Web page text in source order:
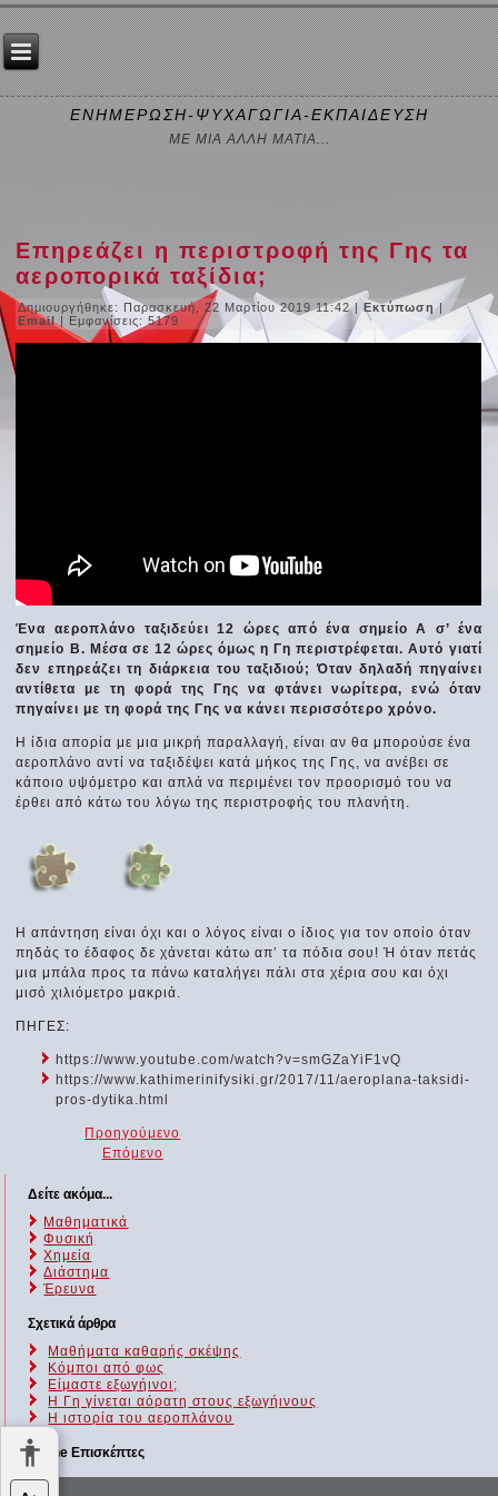
ΕΝΗΜΕΡΩΣΗ-ΨΥΧΑΓΩΓΙΑ-ΕΚΠΑΙΔΕΥΣΗ
ΜΕ ΜΙΑ ΑΛΛΗ ΜΑΤΙΑ...
Επηρεάζει η περιστροφή της Γης τα
αεροπορικά ταξίδια;
Δημιουργήθηκε: Παρασκευή, 22 Μαρτίου 2019 11:42|Εκτύπωση|
Email | Εμφανίσεις: 5179
Ένα αεροπλάνο ταξιδεύει 12 ώρες από ένα σημείο Α σ’ ένα
σημείο Β. Μέσα σε 12 ώρες όμως η Γη περιστρέφεται. Αυτό γιατί
δεν επηρεάζει τη διάρκεια του ταξιδιού; Όταν δηλαδή πηγαίνει
αντίθετα με τη φορά της Γης να φτάνει νωρίτερα, ενώ όταν
πηγαίνει με τη φορά της Γης να κάνει περισσότερο χρόνο.
Η ίδια απορία με μια μικρή παραλλαγή, είναι αν θα μπορούσε ένα
αεροπλάνο αντί να ταξιδέψει κατά μήκος της Γης, να ανέβει σε
κάποιο υψόμετρο και απλά να περιμένει τον προορισμό του να
έρθει από κάτω του λόγω της περιστροφής του πλανήτη.
Η απάντηση είναι όχι και ο λόγος είναι ο ίδιος για τον οποίο όταν
πηδάς το έδαφος δε χάνεται κάτω απ’ τα πόδια σου! Ή όταν πετάς
μια μπάλα προς τα πάνω καταλήγει πάλι στα χέρια σου και όχι
μισό χιλιόμετρο μακριά.
ΠΗΓΕΣ:
https://www.youtube.com/watch?v=smGZaYiF1vQ
https://www.kathimerinifysiki.gr/2017/11/aeroplana-taksidi-
pros-dytika.html
Προηγούμενο
Επόμενο
Δείτε ακόμα...
Μαθηματικά
Φυσική
Χημεία
Διάστημα
Έρευνα
Σχετικά άρθρα
Μαθήματα καθαρής σκέψης
Κόμποι από φως
Είμαστε εξωγήινοι;
Η Γη γίνεται αόρατη στους εξωγήινους
Η ιστορία του αεροπλάνου
Online Επισκέπτες
Αυτήν τη στιγμή επισκέπτονται τον ιστότοπό μας 163 guests και